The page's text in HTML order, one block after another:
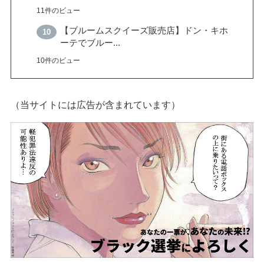
11件のビュー
【ブルームスクイーズ販売店】ドン・キホ
ーテでブルー...
10件のビュー
（当サイトには広告が含まれています）